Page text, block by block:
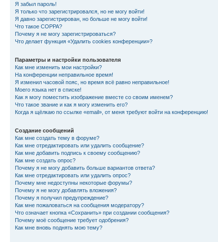
Я забыл пароль!
Я только что зарегистрировался, но не могу войти!
Я давно зарегистрирован, но больше не могу войти!
Что такое COPPA?
Почему я не могу зарегистрироваться?
Что делает функция «Удалить cookies конференции»?
Параметры и настройки пользователя
Как мне изменить мои настройки?
На конференции неправильное время!
Я изменил часовой пояс, но время всё равно неправильное!
Моего языка нет в списке!
Как я могу поместить изображение вместе со своим именем?
Что такое звание и как я могу изменить его?
Когда я щёлкаю по ссылке «email», от меня требуют войти на конференцию!
Создание сообщений
Как мне создать тему в форуме?
Как мне отредактировать или удалить сообщение?
Как мне добавить подпись к своему сообщению?
Как мне создать опрос?
Почему я не могу добавить больше вариантов ответа?
Как мне отредактировать или удалить опрос?
Почему мне недоступны некоторые форумы?
Почему я не могу добавлять вложения?
Почему я получил предупреждение?
Как мне пожаловаться на сообщения модератору?
Что означает кнопка «Сохранить» при создании сообщения?
Почему моё сообщение требует одобрения?
Как мне вновь поднять мою тему?